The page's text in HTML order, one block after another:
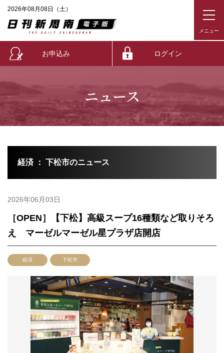
2026年08月08日（土）
お申込み ログイン
ニュース
経済 ： 下松市のニュース
2026年06月03日
［OPEN］【下松】高級スープ16種類など取りそろ
え マーゼルマーゼル星プラザ店開店
経済 下松市